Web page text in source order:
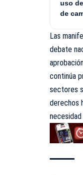
uso
de
Las
debate
continúa
sectores
derechos